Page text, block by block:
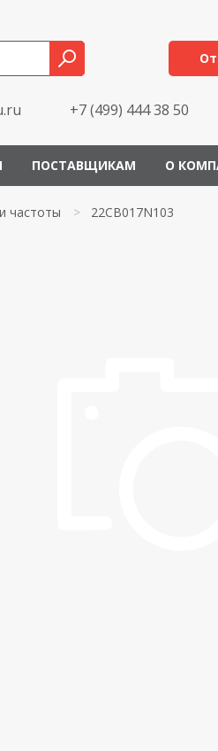
+7 (499) 444 38 50
ПОСТАВЩИКАМ О
частоты > 22CB017N103